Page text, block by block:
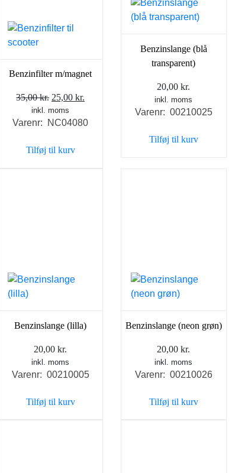
Benzinfilter m/magnet
35,00kr. Den
oprindelige
pris
35,00 kr..
25,00kr.
pris
inkl. moms
Varenr: NC04080
Tilføj til kurv
Benzinslange (blå
transparent)
20,00kr.
inkl. moms
Varenr: 00210025
Tilføj til kurv
Benzinslange (lilla)
20,00kr.
inkl. moms
Varenr: 00210005
Tilføj til kurv
Benzinslange (neon grøn)
20,00kr.
inkl. moms
Varenr: 00210026
Tilføj til kurv